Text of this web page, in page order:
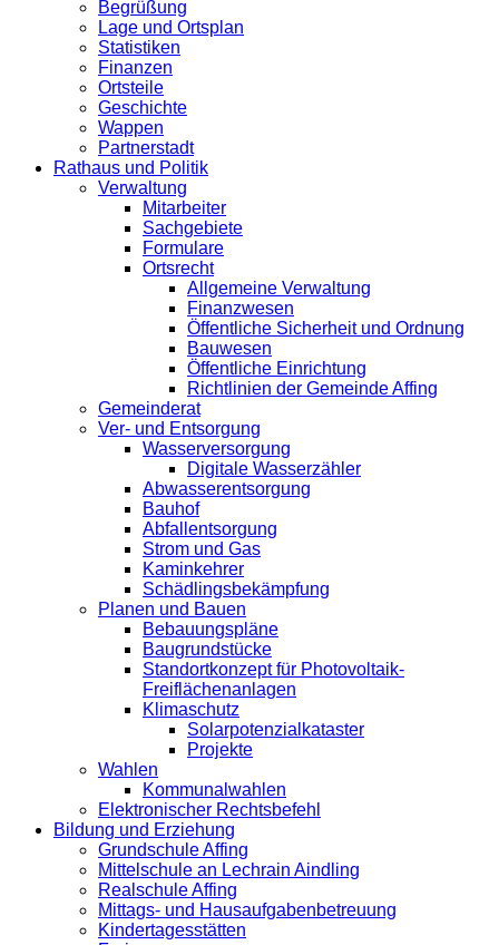
Begrüßung
Lage und Ortsplan
Statistiken
Finanzen
Ortsteile
Geschichte
Wappen
Partnerstadt
Rathaus und Politik
Verwaltung
Mitarbeiter
Sachgebiete
Formulare
Ortsrecht
Allgemeine Verwaltung
Finanzwesen
Öffentliche Sicherheit und Ordnung
Bauwesen
Öffentliche Einrichtung
Richtlinien der Gemeinde Affing
Gemeinderat
Ver- und Entsorgung
Wasserversorgung
Digitale Wasserzähler
Abwasserentsorgung
Bauhof
Abfallentsorgung
Strom und Gas
Kaminkehrer
Schädlingsbekämpfung
Planen und Bauen
Bebauungspläne
Baugrundstücke
Standortkonzept für Photovoltaik-
Freiflächenanlagen
Klimaschutz
Solarpotenzialkataster
Projekte
Wahlen
Kommunalwahlen
Elektronischer Rechtsbefehl
Bildung und Erziehung
Grundschule Affing
Mittelschule an Lechrain Aindling
Realschule Affing
Mittags- und Hausaufgabenbetreuung
Kindertagesstätten